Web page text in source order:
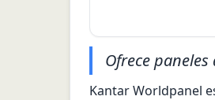
Ofrece
Kantar Worldpanel